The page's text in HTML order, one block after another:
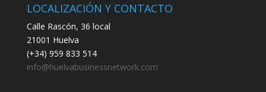
LOCALIZACIÓN Y CONTACTO
Calle Rascón, 36 local
21001 Huelva
(+34) 959 833 514
info@huelvabusinessnetwork.com